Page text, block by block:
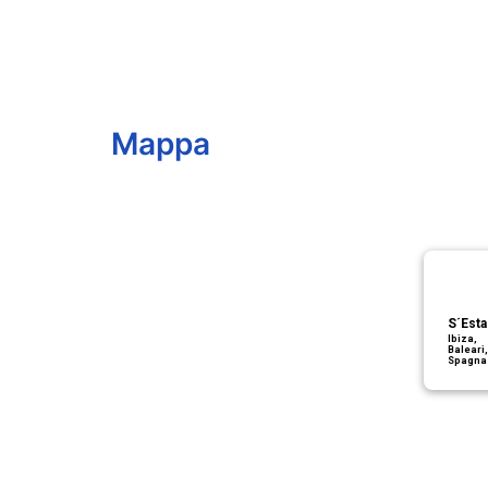
Mappa
Ibiza,
Baleari,
Spagna